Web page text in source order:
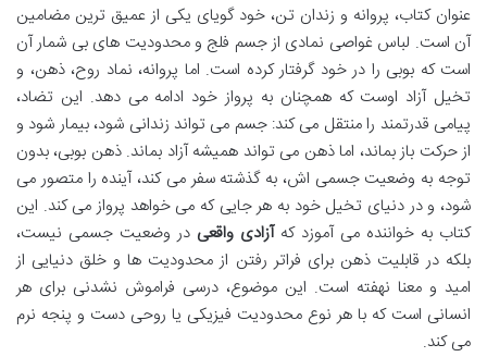
عنوان کتاب، پروانه و زندان تن، خود گویای یکی از عمیق ترین مضامین
آن است. لباس غواصی نمادی از جسم فلج و محدودیت های بی شمار آن
است که بوبی را در خود گرفتار کرده است. اما پروانه، نماد روح، ذهن، و
تخیل آزاد اوست که همچنان به پرواز خود ادامه می دهد. این تضاد،
پیامی قدرتمند را منتقل می کند: جسم می تواند زندانی شود، بیمار شود و
از حرکت باز بماند، اما ذهن می تواند همیشه آزاد بماند. ذهن بوبی، بدون
توجه به وضعیت جسمی اش، به گذشته سفر می کند، آینده را متصور می
شود، و در دنیای تخیل خود به هر جایی که می خواهد پرواز می کند. این
کتاب به خواننده می آموزد کهآزادی واقعی در وضعیت جسمی نیست،
بلکه در قابلیت ذهن برای فراتر رفتن از محدودیت ها و خلق دنیایی از
امید و معنا نهفته است. این موضوع، درسی فراموش نشدنی برای هر
انسانی است که با هر نوع محدودیت فیزیکی یا روحی دست و پنجه نرم
می کند.